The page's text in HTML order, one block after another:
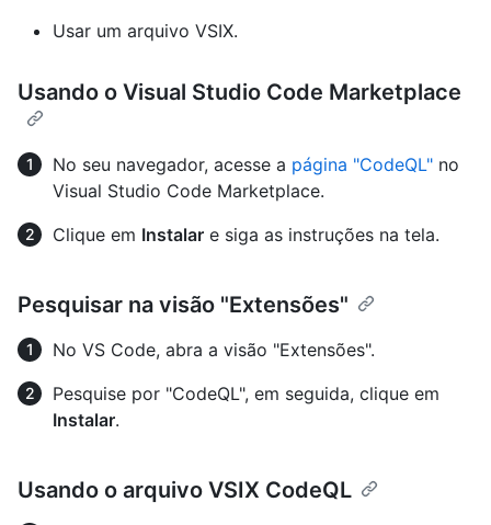
Usar um arquivo VSIX.
Usando o Visual Studio Code Marketplace
No seu navegador, acesse a página "CodeQL" no
Visual Studio Code Marketplace.
Clique em Instalar e siga as instruções na tela.
Pesquisar na visão "Extensões"
No VS Code, abra a visão "Extensões".
Pesquise por "CodeQL", em seguida, clique em
Instalar.
Usando o arquivo VSIX CodeQL